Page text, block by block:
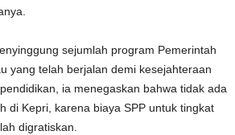
sejumlah program Pemerintah
yang telah berjalan demi kesejahteraan
ia menegaskan bahwa tidak ada
di Kepri, karena biaya SPP untuk tingkat
digratiskan.